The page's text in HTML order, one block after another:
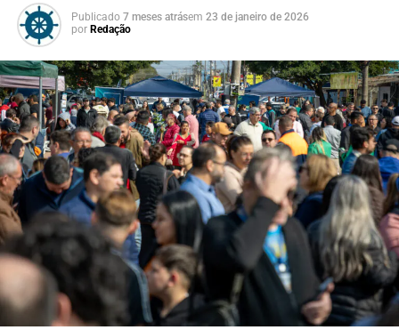
Publicado 7 meses atrásem 23 de janeiro de 2026
por Redação